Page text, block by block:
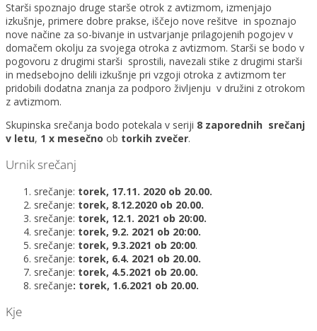
Starši spoznajo druge starše otrok z avtizmom, izmenjajo
izkušnje, primere dobre prakse, iščejo nove rešitve in spoznajo
nove načine za so-bivanje in ustvarjanje prilagojenih pogojev v
domačem okolju za svojega otroka z avtizmom. Starši se bodo v
pogovoru z drugimi starši sprostili, navezali stike z drugimi starši
in medsebojno delili izkušnje pri vzgoji otroka z avtizmom ter
pridobili dodatna znanja za podporo življenju v družini z otrokom
z avtizmom.
Skupinska srečanja bodo potekala v seriji 8 zaporednih srečanj
v letu, 1 x mesečno ob torkih zvečer.
Urnik srečanj
srečanje: torek, 17.11. 2020 ob 20.00.
srečanje: torek, 8.12.2020 ob 20.00.
srečanje: torek, 12.1. 2021 ob 20:00.
srečanje: torek, 9.2. 2021 ob 20:00.
srečanje: torek, 9.3.2021 ob 20:00.
srečanje: torek, 6.4. 2021 ob 20.00.
srečanje: torek, 4.5.2021 ob 20.00.
srečanje: torek, 1.6.2021 ob 20.00.
Kje